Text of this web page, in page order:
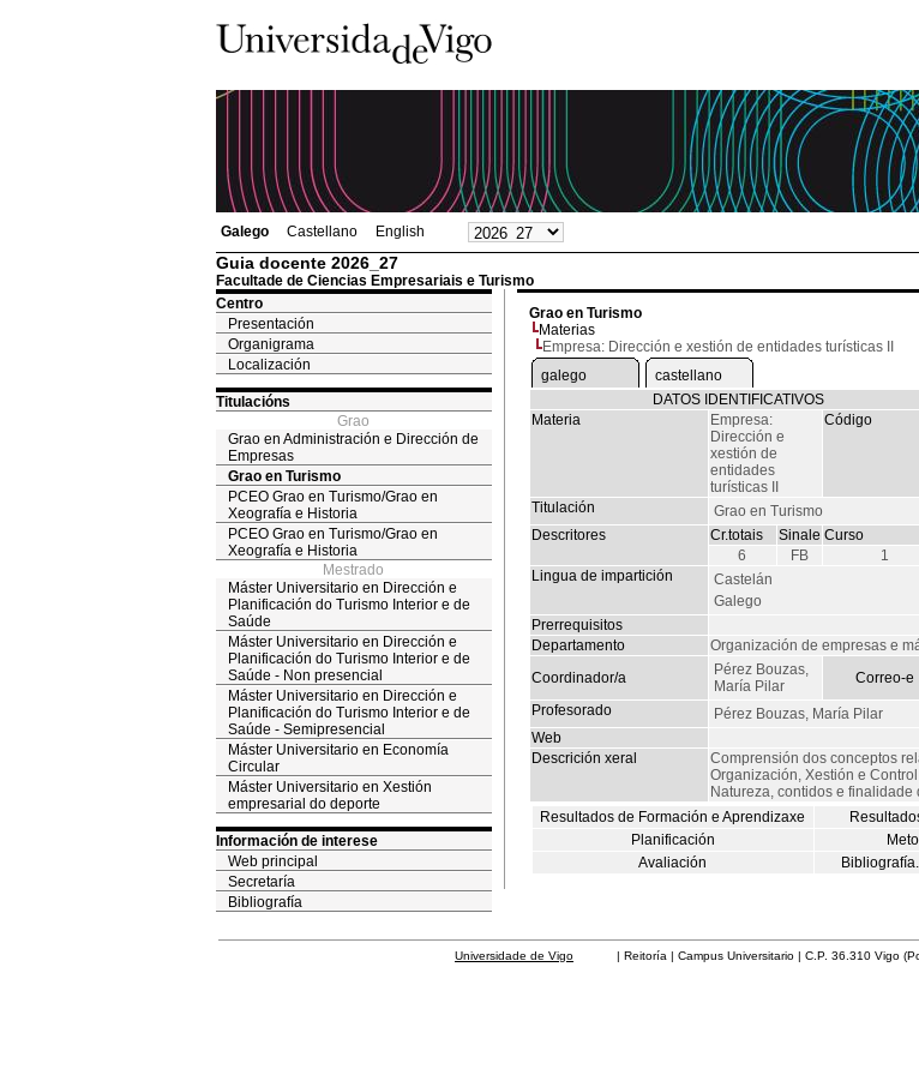
Galego Castellano English
Guia docente 2026_27
Facultade de Ciencias Empresariais e Turismo
Centro
Presentación
Organigrama
Localización
Titulacións
Grao
Grao en Administración e Dirección de
Empresas
Grao en Turismo
PCEO Grao en Turismo/Grao en
Xeografía e Historia
PCEO Grao en Turismo/Grao en
Xeografía e Historia
Mestrado
Máster Universitario en Dirección e
Planificación do Turismo Interior e de
Saúde
Máster Universitario en Dirección e
Planificación do Turismo Interior e de
Saúde - Non presencial
Máster Universitario en Dirección e
Planificación do Turismo Interior e de
Saúde - Semipresencial
Máster Universitario en Economía
Circular
Máster Universitario en Xestión
empresarial do deporte
Información de interese
Web principal
Secretaría
Bibliografía
Grao en Turismo
Materias
Empresa: Dirección e xestión de entidades turísticas II
galego
castellano
DATOS IDENTIFICATIVOS
Materia
Empresa:
Dirección e
xestión de
entidades
turísticas II
Código
Titulación
Grao en Turismo
Descritores
Cr.totais Sinale Curso
6
FB 1
Lingua de impartición
Castelán
Galego
Prerrequisitos
Departamento
Organización de empresas e
Coordinador/a
Pérez Bouzas,
María Pilar
Correo-e
Profesorado
Pérez Bouzas, María Pilar
Web
Descrición xeral
Comprensión dos conceptos
Organización, Xestión e
Natureza, contidos e
Resultados de Formación e Aprendizaxe
Planificación
Avaliación
Universidade de Vigo | Reitoría | Campus Universitario | C.P. 36.310 Vigo